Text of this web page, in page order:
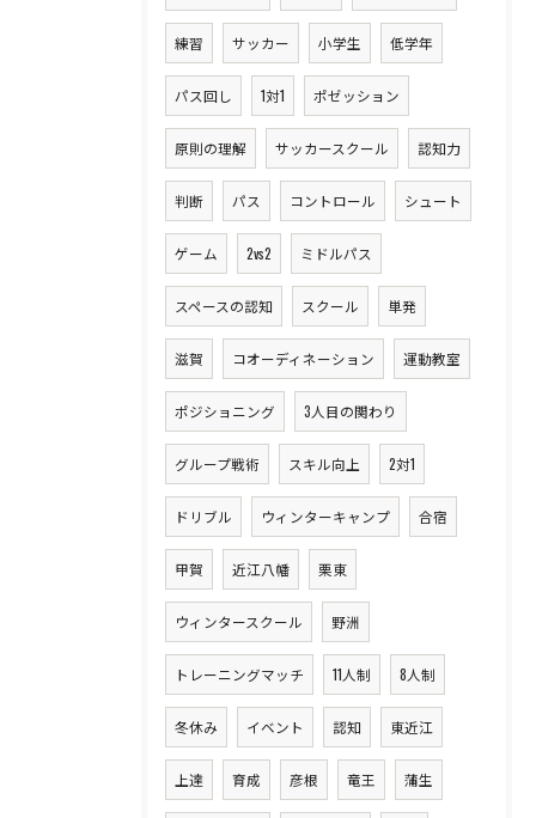
練習 サッカー 小学生 低学年
パス回し 1対1 ポゼッション
原則の理解 サッカースクール 認知力
判断 パス コントロール シュート
ゲーム 2vs2 ミドルパス
スペースの認知 スクール 単発
滋賀 コオーディネーション 運動教室
ポジショニング 3人目の関わり
グループ戦術 スキル向上 2対1
ドリブル ウィンターキャンプ 合宿
甲賀 近江八幡 栗東
ウィンタースクール 野洲
トレーニングマッチ 11人制 8人制
冬休み イベント 認知 東近江
上達 育成 彦根 竜王 蒲生